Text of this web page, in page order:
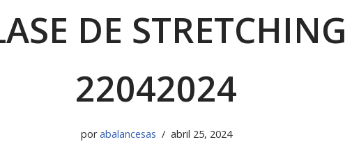
DE STRETCHING
22042024
porabalancesas abril 25, 2024